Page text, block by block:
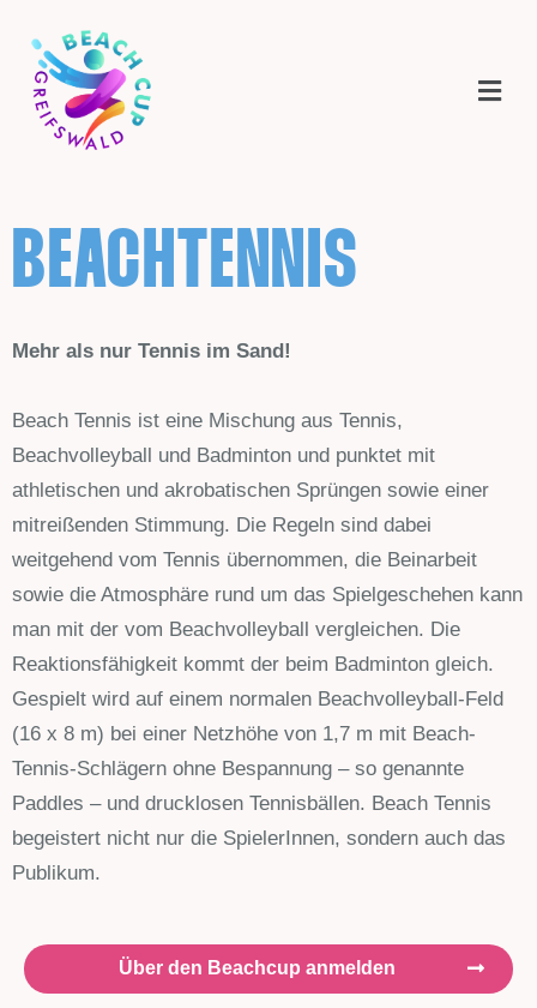
BEACHTENNIS
Mehr als nur Tennis im Sand!
Beach Tennis ist eine Mischung aus Tennis,
Beachvolleyball und Badminton und punktet mit
athletischen und akrobatischen Sprüngen sowie einer
mitreißenden Stimmung. Die Regeln sind dabei
weitgehend vom Tennis übernommen, die Beinarbeit
sowie die Atmosphäre rund um das Spielgeschehen kann
man mit der vom Beachvolleyball vergleichen. Die
Reaktionsfähigkeit kommt der beim Badminton gleich.
Gespielt wird auf einem normalen Beachvolleyball-Feld
(16 x 8 m) bei einer Netzhöhe von 1,7 m mit Beach-
Tennis-Schlägern ohne Bespannung – so genannte
Paddles – und drucklosen Tennisbällen. Beach Tennis
begeistert nicht nur die SpielerInnen, sondern auch das
Publikum.
Über den Beachcup anmelden